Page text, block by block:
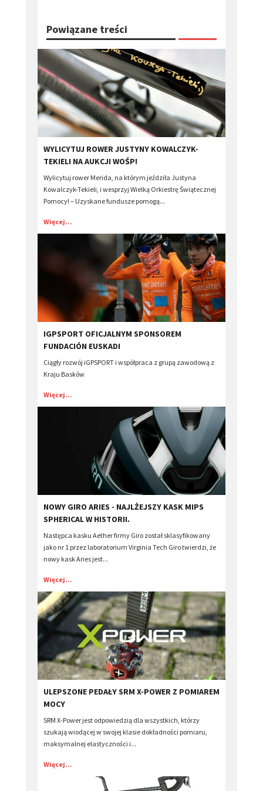
Powiązane treści
​WYLICYTUJ ROWER JUSTYNY KOWALCZYK-
TEKIELI NA AUKCJI WOŚP!
Wylicytuj rower Merida, na którym jeździła Justyna
Kowalczyk-Tekieli, i wesprzyj Wielką Orkiestrę Świątecznej
Pomocy! – Uzyskane fundusze pomogą...
Więcej...
IGPSPORT OFICJALNYM SPONSOREM
FUNDACIÓN EUSKADI
Ciągły rozwój iGPSPORT i współpraca z grupą zawodową z
Kraju Basków
Więcej...
​NOWY GIRO ARIES - NAJLŻEJSZY KASK MIPS
SPHERICAL W HISTORII.
Następca kasku Aether firmy Giro został sklasyfikowany
jako nr 1 przez laboratorium Virginia Tech Giro twierdzi, że
nowy kask Aries jest...
Więcej...
ULEPSZONE ​PEDAŁY SRM X-POWER Z POMIAREM
MOCY
SRM X-Power jest odpowiedzią dla wszystkich, którzy
szukają wiodącej w swojej klasie dokładności pomiaru,
maksymalnej elastyczności i...
Więcej...